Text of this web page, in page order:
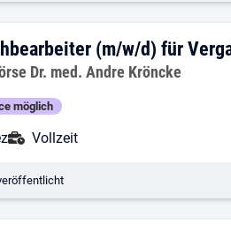
(m/w/d) für
Dr. med. Andre Kröncke
möglich
Anstellungsart:
Vollzeit